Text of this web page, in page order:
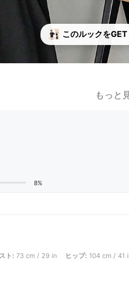
このルックをGET
もっと
8%
in, ヒップ: 104 cm / 41 in, バスト: 88 cm /
ト: 73 cm / 29 in ヒップ: 104 cm / 41